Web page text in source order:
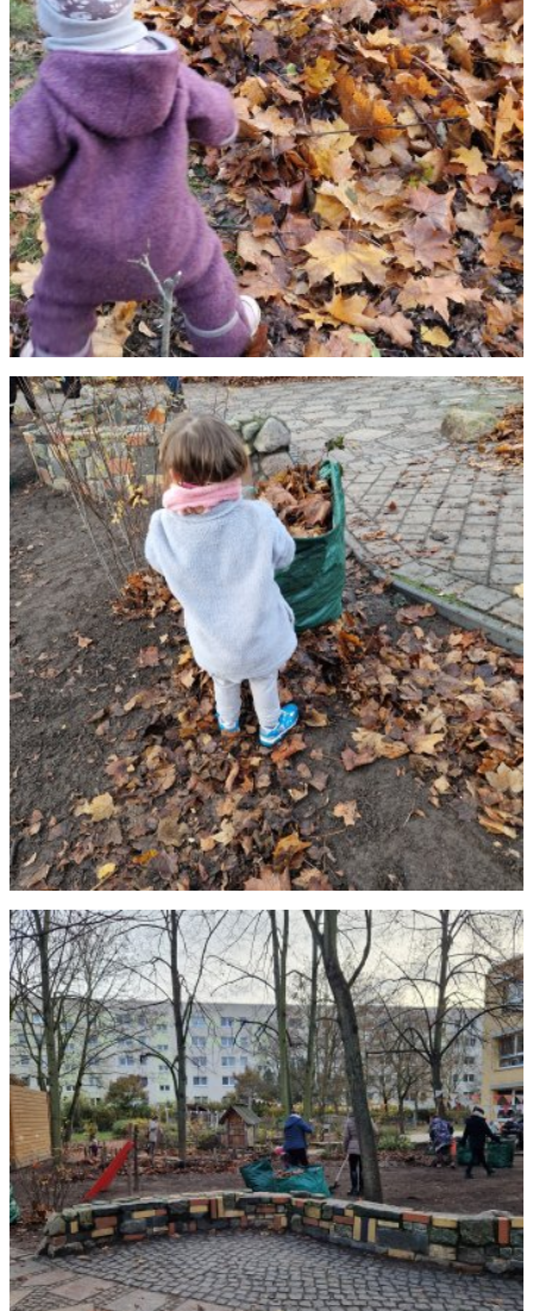
Über uns
Karriere
Kontakt
Newsletter
Netzwerk
Kinderschutz
Partizipation
Gesundheit